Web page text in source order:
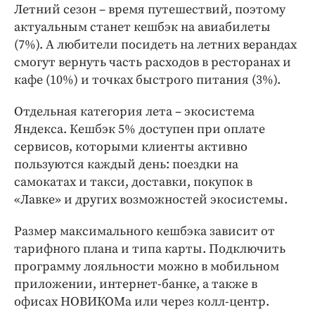
Летний сезон – время путешествий, поэтому
актуальным станет кешбэк на авиабилеты
(7%). А любители посидеть на летних верандах
смогут вернуть часть расходов в ресторанах и
кафе (10%) и точках быстрого питания (3%).
Отдельная категория лета – экосистема
Яндекса. Кешбэк 5% доступен при оплате
сервисов, которыми клиенты активно
пользуются каждый день: поездки на
самокатах и такси, доставки, покупок в
«Лавке» и других возможностей экосистемы.
Размер максимального кешбэка зависит от
тарифного плана и типа карты. Подключить
программу лояльности можно в мобильном
приложении, интернет-банке, а также в
офисах НОВИКОМа или через колл-центр.